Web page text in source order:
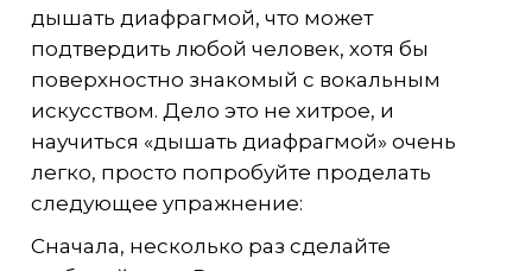
дышать диафрагмой, что может
подтвердить любой человек, хотя бы
поверхностно знакомый с вокальным
искусством. Дело это не хитрое, и
научиться «дышать диафрагмой» очень
легко, просто попробуйте проделать
следующее упражнение:
Сначала, несколько раз сделайте